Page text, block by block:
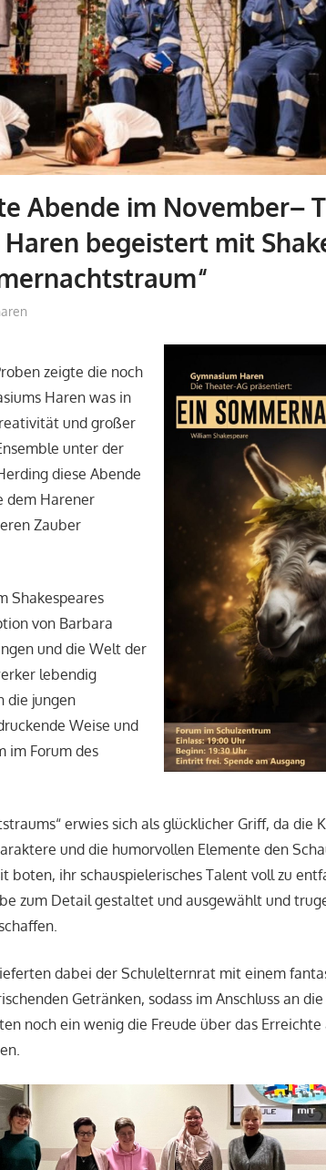
Abende im November–
begeistert mit
zeigte die noch
Haren was in
und großer
unter der
diese Abende
dem Harener
Zauber
Shakespeares
von Barbara
und die Welt der
lebendig
die jungen
Weise und
im Forum des
erwies sich als glücklicher Griff, da die
und die humorvollen Elemente den
boten, ihr schauspielerisches Talent voll zu
zum Detail gestaltet und ausgewählt und
dabei der Schulelternrat mit einem
Getränken, sodass im Anschluss an
noch ein wenig die Freude über das